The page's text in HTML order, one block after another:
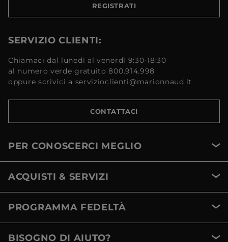
REGISTRATI
SERVIZIO CLIENTI:
Chiamaci dal lunedì al venerdì 9:30-18:30
al numero verde gratuito 800.914.998
oppure scrivici a servizioclienti@marionnaud.it
CONTATTACI
PER CONOSCERCI MEGLIO
ACQUISTI & SERVIZI
PROGRAMMA FEDELTÀ
BISOGNO DI AIUTO?